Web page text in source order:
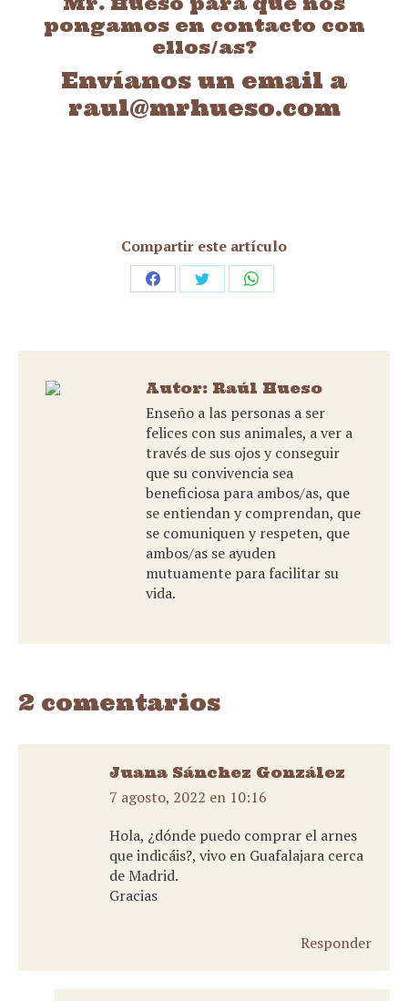
pongamos en contacto con
ellos/as?
Envíanos un email a
raul@mrhueso.com
Compartir este artículo
Share
Facebook
Share
Twitter
Share
WhatsApp
Autor: Raúl Hueso
Enseño a las personas a ser
felices con sus animales, a ver a
través de sus ojos y conseguir
que su convivencia sea
beneficiosa para ambos/as, que
se entiendan y comprendan, que
se comuniquen y respeten, que
ambos/as se ayuden
mutuamente para facilitar su
vida.
2 comentarios
Juana Sánchez González
dice:
7 agosto, 2022 en 10:16
Hola, ¿dónde puedo comprar el arnes
que indicáis?, vivo en Guafalajara cerca
de Madrid.
Gracias
Responder